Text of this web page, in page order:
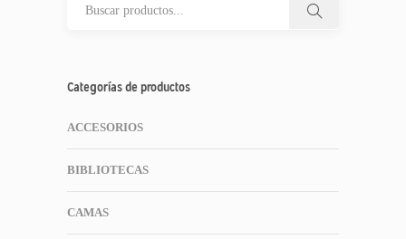
Categorías de productos
ACCESORIOS
BIBLIOTECAS
CAMAS